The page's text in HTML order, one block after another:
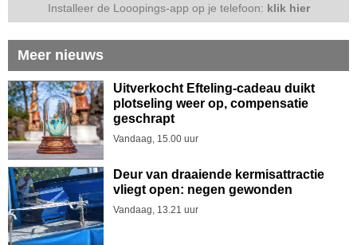
Installeer de Looopings-app op je telefoon: klik hier
Meer nieuws
Uitverkocht Efteling-cadeau duikt
plotseling weer op, compensatie
geschrapt
Vandaag, 15.00 uur
Deur van draaiende kermisattractie
vliegt open: negen gewonden
Vandaag, 13.21 uur